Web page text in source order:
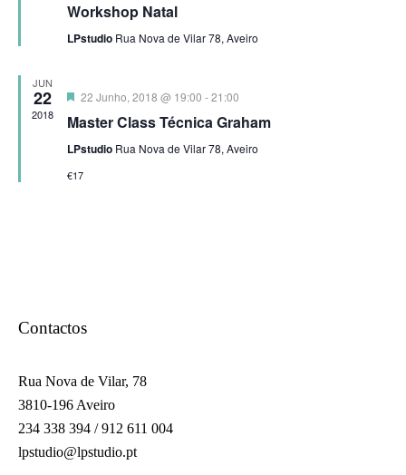
Workshop Natal
LPstudio Rua Nova de Vilar 78, Aveiro
JUN
22
2018
Destaque
22 Junho, 2018 @ 19:00 -21:00
Master Class Técnica Graham
LPstudio Rua Nova de Vilar 78, Aveiro
€17
Contactos
Rua Nova de Vilar, 78
3810-196 Aveiro
234 338 394 / 912 611 004
lpstudio@lpstudio.pt